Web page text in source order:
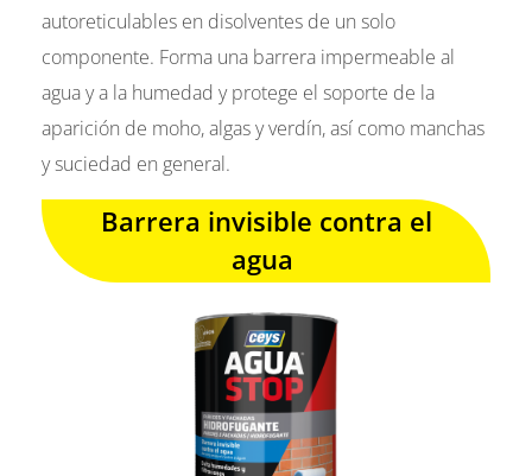
autoreticulables en disolventes de un solo
componente. Forma una barrera impermeable al
agua y a la humedad y protege el soporte de la
aparición de moho, algas y verdín, así como manchas
y suciedad en general.
Barrera invisible contra el
agua